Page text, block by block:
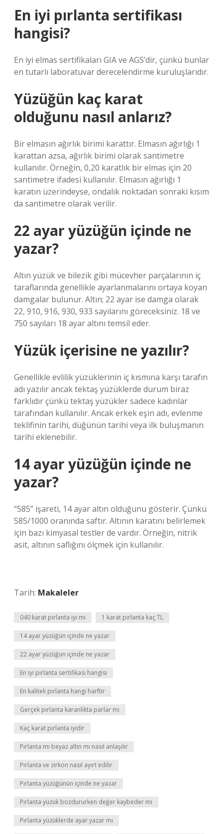
En iyi pırlanta sertifikası
hangisi?
En iyi elmas sertifikaları GIA ve AGS’dir, çünkü bunlar
en tutarlı laboratuvar derecelendirme kuruluşlarıdır.
Yüzüğün kaç karat
olduğunu nasıl anlarız?
Bir elmasın ağırlık birimi karattır. Elmasın ağırlığı 1
karattan azsa, ağırlık birimi olarak santimetre
kullanılır. Örneğin, 0,20 karatlık bir elmas için 20
santimetre ifadesi kullanılır. Elmasın ağırlığı 1
karatın üzerindeyse, ondalık noktadan sonraki kısım
da santimetre olarak verilir.
22 ayar yüzüğün içinde ne
yazar?
Altın yüzük ve bilezik gibi mücevher parçalarının iç
taraflarında genellikle ayarlanmalarını ortaya koyan
damgalar bulunur. Altın; 22 ayar ise damga olarak
22, 910, 916, 930, 933 sayılarını göreceksiniz. 18 ve
750 sayıları 18 ayar altını temsil eder.
Yüzük içerisine ne yazılır?
Genellikle evlilik yüzüklerinin iç kısmına karşı tarafın
adı yazılır ancak tektaş yüzüklerde durum biraz
farklıdır çünkü tektaş yüzükler sadece kadınlar
tarafından kullanılır. Ancak erkek eşin adı, evlenme
teklifinin tarihi, düğünün tarihi veya ilk buluşmanın
tarihi eklenebilir.
14 ayar yüzüğün içinde ne
yazar?
“585” işareti, 14 ayar altın olduğunu gösterir. Çünkü
585/1000 oranında saftır. Altının karatını belirlemek
için bazı kimyasal testler de vardır. Örneğin, nitrik
asit, altının saflığını ölçmek için kullanılır.
Tarih: Makaleler
040 karat pırlanta iyi mi 1 karat pırlanta kaç TL
14 ayar yüzüğün içinde ne yazar
22 ayar yüzüğün içinde ne yazar
En iyi pırlanta sertifikası hangisi
En kaliteli pırlanta hangi harftir
Gerçek pırlanta karanlıkta parlar mı
Kaç karat pırlanta iyidir
Pırlanta mı beyaz altın mı nasıl anlaşılır
Pırlanta ve zirkon nasıl ayırt edilir
Pırlanta yüzüğünün içinde ne yazar
Pırlanta yüzük bozdururken değer kaybeder mi
Pırlanta yüzüklerde ayar yazar mı